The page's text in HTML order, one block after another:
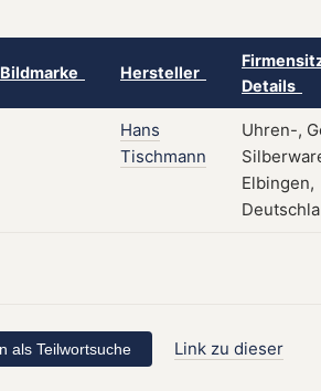
Bildmarke Hersteller
Details
Hans
Tischmann
Uhren-,
Elbingen,
Link zu dieser